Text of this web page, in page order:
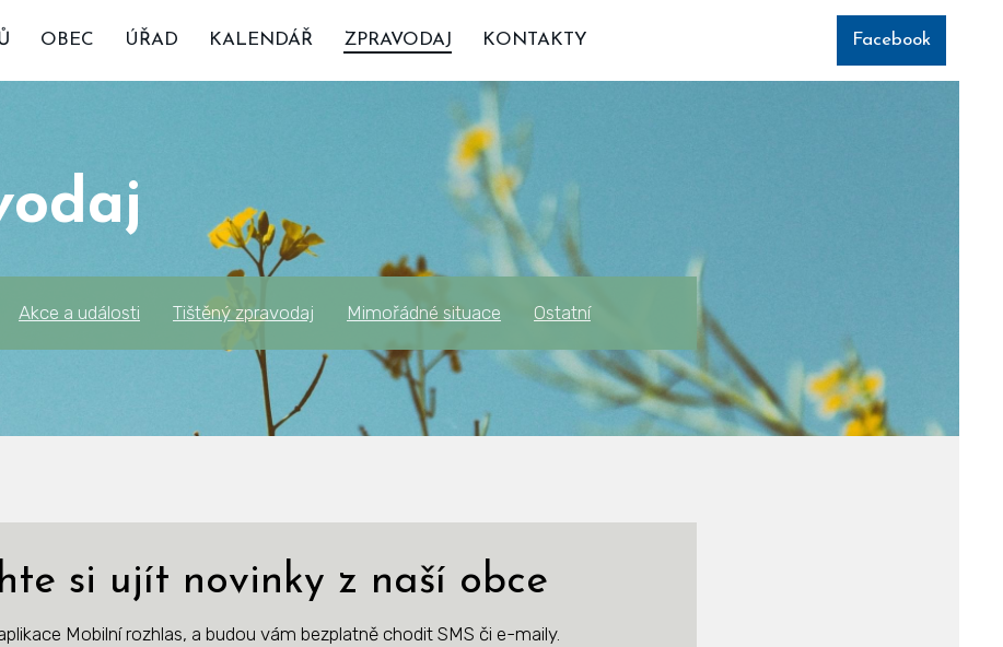
OBEC ÚŘAD KALENDÁŘ ZPRAVODAJ KONTAKTY Facebook
Akce a události Tištěný zpravodaj Mimořádné situace Ostatní
si ujít novinky z naší obce
Mobilní rozhlas, a budou vám bezplatně chodit SMS či e-maily.